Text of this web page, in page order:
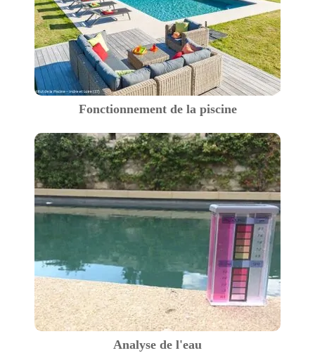
Fonctionnement de la piscine
Analyse de l'eau